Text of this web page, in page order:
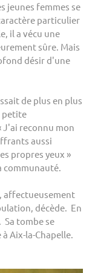
jeunes femmes se
particulier
il a vécu une
sûre. Mais
désir d'une
de plus en plus
petite
J'ai reconnu mon
aussi
propres yeux »
communauté.
affectueusement
décède. En
Sa tombe se
Aix-la-Chapelle.